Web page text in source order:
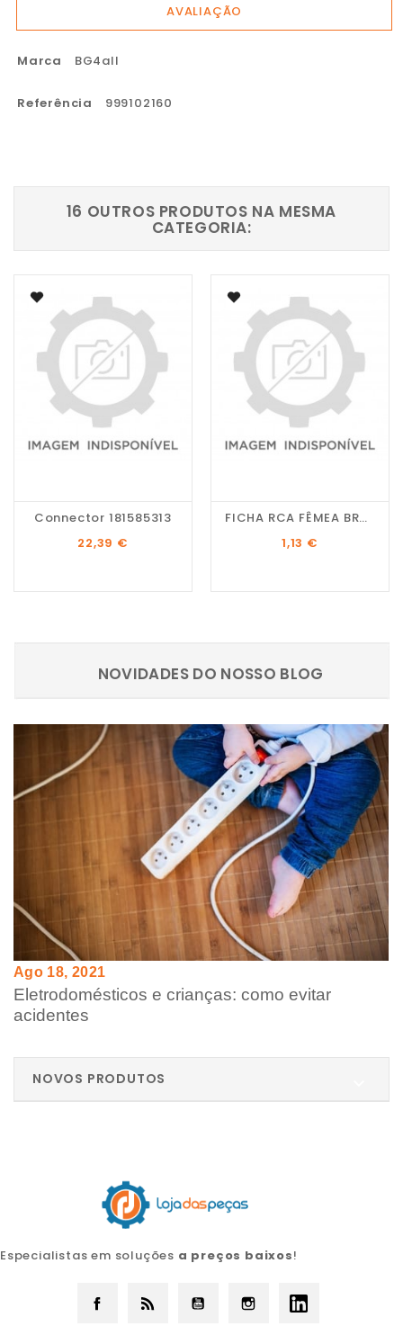
AVALIAÇÃO
Marca BG4all
Referência 999102160
16 OUTROS PRODUTOS NA MESMA
CATEGORIA:
Connector 181585313
Preço
22,39 €
FICHA RCA FÊMEA BRANCA...
Preço
1,13 €
Ago 18, 2021
Eletrodomésticos e crianças: como evitar
acidentes
NOVIDADES DO NOSSO BLOG
NOVOS PRODUTOS
Especialistas em soluções a preços baixos!
Facebook YouTube Instagram